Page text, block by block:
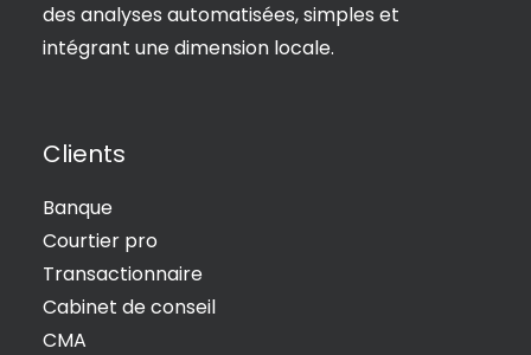
des analyses automatisées, simples et
intégrant une dimension locale.
Clients
Banque
Courtier pro
Transactionnaire
Cabinet de conseil
CMA